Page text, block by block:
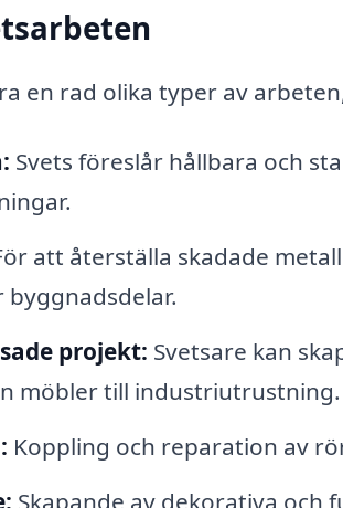
en rad olika typer av
Svets föreslår hållbara och
att återställa skadade
byggnadsdelar.
projekt: Svetsare kan
möbler till industriutrustning.
Koppling och reparation av
Skapande av dekorativa och